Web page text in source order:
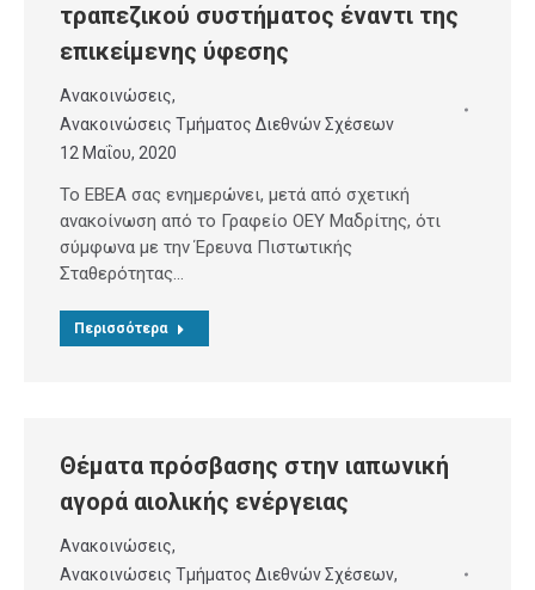
τραπεζικού συστήματος έναντι της
επικείμενης ύφεσης
Ανακοινώσεις,
Ανακοινώσεις Τμήματος Διεθνών Σχέσεων
12 Μαΐου, 2020
Το ΕΒΕΑ σας ενημερώνει, μετά από σχετική
ανακοίνωση από το Γραφείο ΟΕΥ Μαδρίτης, ότι
σύμφωνα με την Έρευνα Πιστωτικής
Σταθερότητας…
Περισσότερα
Θέματα πρόσβασης στην ιαπωνική
αγορά αιολικής ενέργειας
Ανακοινώσεις,
Ανακοινώσεις Τμήματος Διεθνών Σχέσεων,